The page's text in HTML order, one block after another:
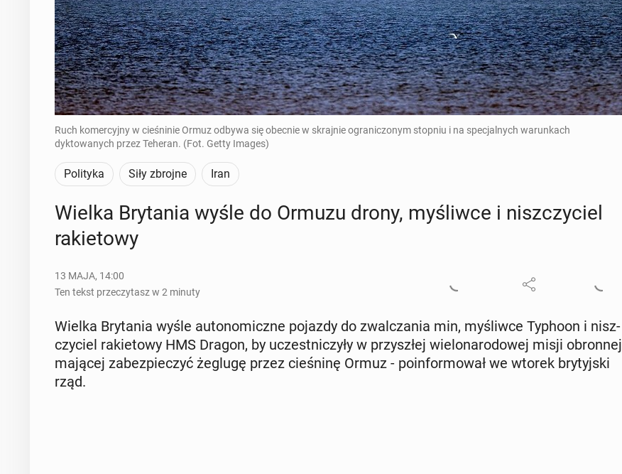
Ruch komercyjny w cieśninie Ormuz odbywa się obecnie w skrajnie ograniczonym stopniu i na specjalnych warunkach
dyktowanych przez Teheran. (Fot. Getty Images)
Polityka Siły zbrojne Iran
Wielka Bry­ta­nia wyśle do Ormuzu drony, my­śliw­ce i nisz­czy­ciel
ra­kie­to­wy
13 MAJA, 14:00
Ten tekst przeczytasz w 2 minuty
Wielka Bry­ta­nia wyśle au­to­no­micz­ne pojazdy do zwal­cza­nia min, my­śliw­ce Typhoon i nisz­
czy­ciel ra­kie­to­wy HMS Dragon, by uczest­ni­czy­ły w przy­szłej wie­lo­na­ro­do­wej misji obron­nej
mającej za­bez­pie­czyć żeglugę przez cie­śni­nę Ormuz - po­in­for­mo­wał we wtorek bry­tyj­ski
rząd.